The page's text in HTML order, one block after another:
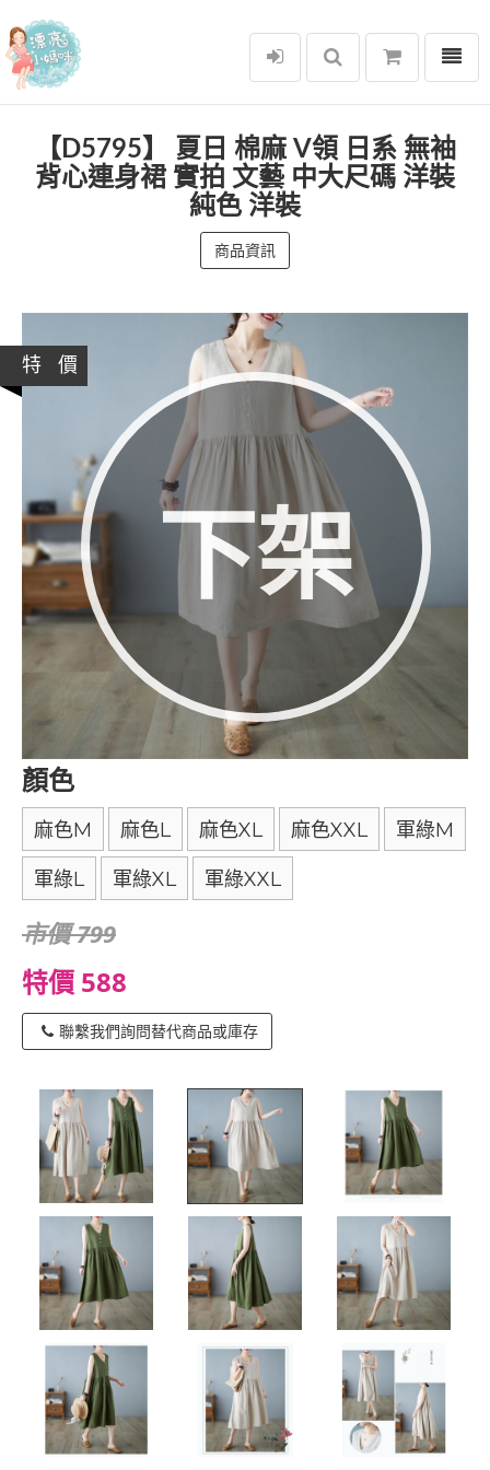
漂亮小媽咪
選單
【D5795】 夏日 棉麻 V領 日系 無袖
背心連身裙 實拍 文藝 中大尺碼 洋裝
純色 洋裝
商品資訊
下架
特 價
顏色
麻色M 麻色L 麻色XL 麻色XXL 軍綠M
軍綠L 軍綠XL 軍綠XXL
市價 799
特價 588
聯繫我們詢問替代商品或庫存